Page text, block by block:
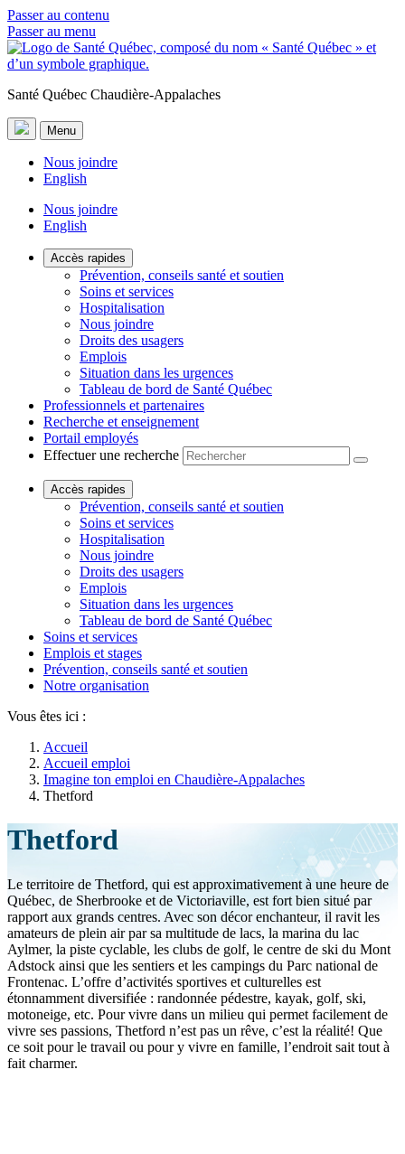
Passer au contenu
Passer au menu
Santé Québec Chaudière-Appalaches
Menu
Nous joindre
English
Nous joindre
English
Accès rapides
Prévention, conseils santé et soutien
Soins et services
Hospitalisation
Nous joindre
Droits des usagers
Emplois
Situation dans les urgences
Tableau de bord de Santé Québec
Professionnels et partenaires
Recherche et enseignement
Portail employés
Effectuer une recherche
Accès rapides
Prévention, conseils santé et soutien
Soins et services
Hospitalisation
Nous joindre
Droits des usagers
Emplois
Situation dans les urgences
Tableau de bord de Santé Québec
Soins et services
Emplois et stages
Prévention, conseils santé et soutien
Notre organisation
Vous êtes ici :
Accueil
Accueil emploi
Imagine ton emploi en Chaudière-Appalaches
Thetford
Thetford
Le territoire de Thetford, qui est approximativement à une heure de
Québec, de Sherbrooke et de Victoriaville, est fort bien situé par
rapport aux grands centres. Avec son décor enchanteur, il ravit les
amateurs de plein air par sa multitude de lacs, la marina du lac
Aylmer, la piste cyclable, les clubs de golf, le centre de ski du Mont
Adstock ainsi que les sentiers et les campings du Parc national de
Frontenac. L’offre d’activités sportives et culturelles est
étonnamment diversifiée : randonnée pédestre, kayak, golf, ski,
motoneige, etc. Pour vivre dans un milieu qui permet facilement de
vivre ses passions, Thetford n’est pas un rêve, c’est la réalité! Que
ce soit pour le travail ou pour y vivre en famille, l’endroit sait tout à
fait charmer.